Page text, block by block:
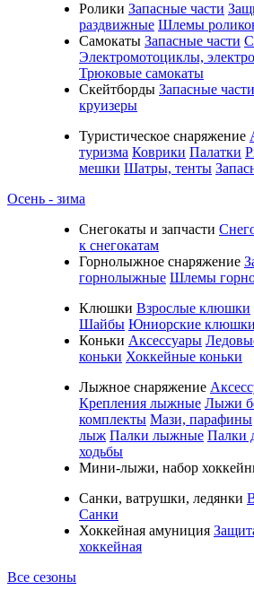
Ролики Запасные части
раздвижные Шлемы
Самокаты Запасные части
Электромотоциклы,
Трюковые самокаты
Скейтборды Запасные части
круизеры
Туристическое снаряжение
туризма Коврики Палатки
мешки Шатры, тенты
Осень - зима
Cнегокаты и запчасти
к снегокатам
Горнолыжное снаряжение
горнолыжные Шлемы
Клюшки Взрослые клюшки
Шайбы Юниорские клюшки
Коньки Аксессуары
коньки Хоккейные коньки
Лыжное снаряжение
Крепления лыжные Лыжи
комплекты Мази, парафины
лыж Палки лыжные Палки
ходьбы
Мини-лыжи, набор
Санки, ватрушки, ледянки
Санки
Хоккейная амуниция
хоккейная
Все сезоны